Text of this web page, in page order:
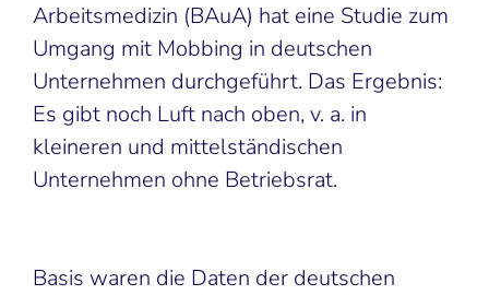
Arbeitsmedizin (BAuA) hat eine Studie zum
Umgang mit Mobbing in deutschen
Unternehmen durchgeführt. Das Ergebnis:
Es gibt noch Luft nach oben, v. a. in
kleineren und mittelständischen
Unternehmen ohne Betriebsrat.
Basis waren die Daten der deutschen